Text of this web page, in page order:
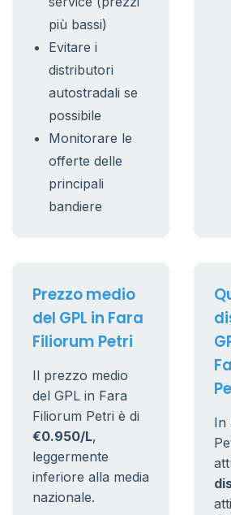
più bassi)
Evitare i
distributori
autostradali se
possibile
Monitorare le
offerte delle
principali
bandiere
Prezzo medio
del GPL in Fara
Filiorum Petri
Il prezzo medio
del GPL in Fara
Filiorum Petri è di
€0.950/L,
leggermente
inferiore alla media
nazionale.
In